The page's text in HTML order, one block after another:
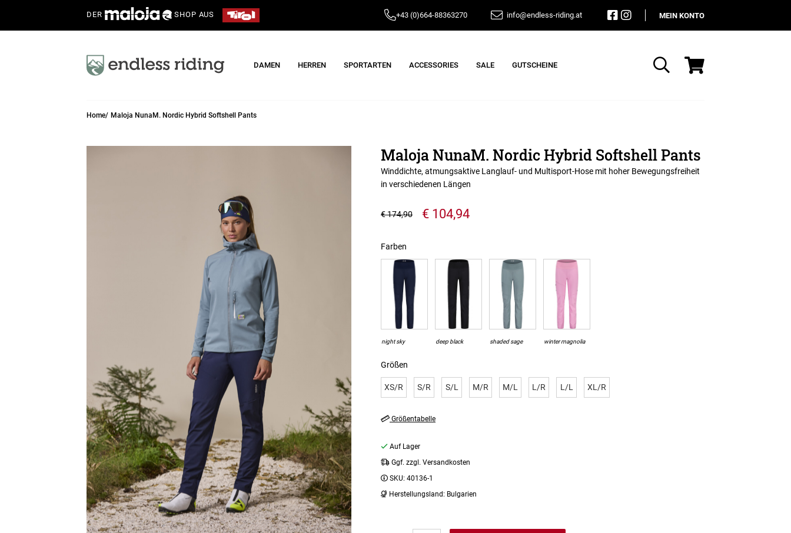
DER SHOP AUS +43 (0)664-88363270 info@endless-riding.at MEIN KONTO
DAMEN HERREN SPORTARTEN ACCESSORIES SALE GUTSCHEINE
Suche
Home Maloja NunaM. Nordic Hybrid Softshell Pants
Maloja NunaM. Nordic Hybrid Softshell Pants
Winddichte, atmungsaktive Langlauf- und Multisport-Hose mit hoher Bewegungsfreiheit
in verschiedenen Längen
€ 104,94
€ 174,90
Größen
XS/R S/R S/L M/R M/L L/R L/L XL/R
Farben
night sky deep black shaded sage winter magnolia
Größentabelle
Auf Lager
Ggf. zzgl. Versandkosten
SKU: 40136-1
Herstellungsland: Bulgarien